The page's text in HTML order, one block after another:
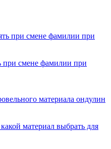
при смене фамилии при
материала ондулин
материал выбрать для